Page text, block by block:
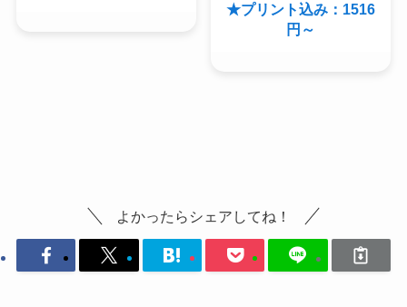
★プリント込み：1516
円～
よかったらシェアしてね！